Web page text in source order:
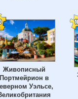
Живописный
Портмейрион в
Уэльсе,